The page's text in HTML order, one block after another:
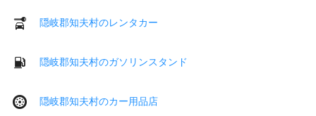
隠岐郡知夫村のレンタカー
隠岐郡知夫村のガソリンスタンド
隠岐郡知夫村のカー用品店